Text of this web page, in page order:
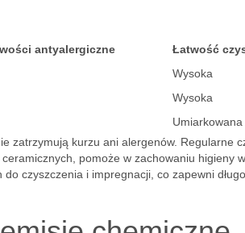
antyalergiczne
Łatwość
Wysoka
Wysoka
Umiarkowana
zatrzymują kurzu ani alergenów. Regularne
pomoże w zachowaniu higieny
czyszczenia i impregnacji, co zapewni